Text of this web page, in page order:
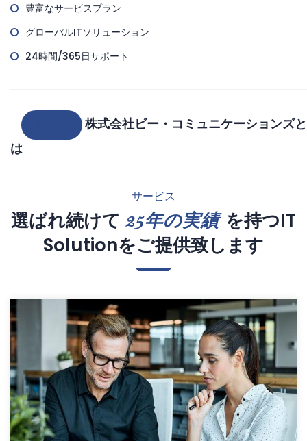
豊富なサービスプラン
グローバルITソリューション
24時間/365日サポート
株式会社ビー・コミュニケーションズと
は
サービス
選ばれ続けて 25年の実績 を持つIT
Solutionをご提供致します